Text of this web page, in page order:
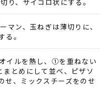
り、サイコロ状にする。
マン、玉ねぎは薄切りに、
る。
イルを熱し、①を重ねない
とめにして並べ、ピザソ
せ、ミックスチーズをのせ